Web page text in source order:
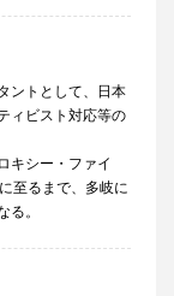
ントとして、日本
ィビスト対応等の
キシー・ファイ
至るまで、多岐に
る。